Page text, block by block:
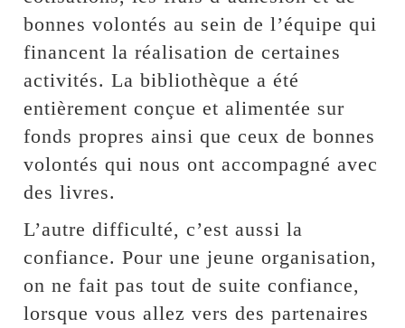
bonnes volontés au sein de l’équipe qui
financent la réalisation de certaines
activités. La bibliothèque a été
entièrement conçue et alimentée sur
fonds propres ainsi que ceux de bonnes
volontés qui nous ont accompagné avec
des livres.
L’autre difficulté, c’est aussi la
confiance. Pour une jeune organisation,
on ne fait pas tout de suite confiance,
lorsque vous allez vers des partenaires